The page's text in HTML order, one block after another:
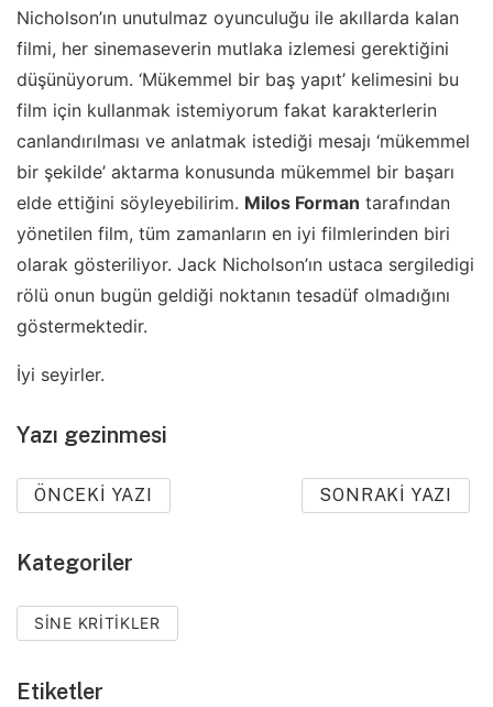
Nicholson’ın unutulmaz oyunculuğu ile akıllarda kalan
filmi, her sinemaseverin mutlaka izlemesi gerektiğini
düşünüyorum. ‘Mükemmel bir baş yapıt’ kelimesini bu
film için kullanmak istemiyorum fakat karakterlerin
canlandırılması ve anlatmak istediği mesajı ‘mükemmel
bir şekilde’ aktarma konusunda mükemmel bir başarı
elde ettiğini söyleyebilirim. Milos Forman tarafından
yönetilen film, tüm zamanların en iyi filmlerinden biri
olarak gösteriliyor. Jack Nicholson’ın ustaca sergiledigi
rölü onun bugün geldiği noktanın tesadüf olmadığını
göstermektedir.
İyi seyirler.
Yazı gezinmesi
ÖNCEKI YAZI SONRAKI YAZI
Kategoriler
SINE KRITIKLER
Etiketler